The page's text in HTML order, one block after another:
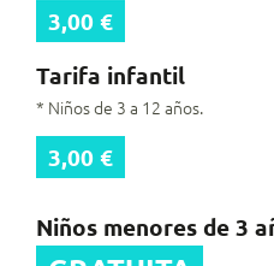
3,00 €
Tarifa infantil
* Niños de 3 a 12 años.
3,00 €
Niños menores de 3